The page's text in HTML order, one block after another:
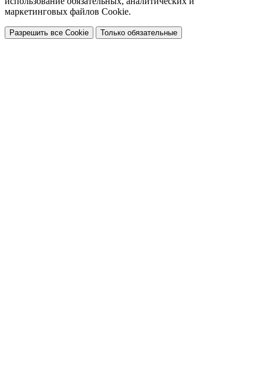
маркетинговых файлов Cookie.
Разрешить все Cookie Только обязательные